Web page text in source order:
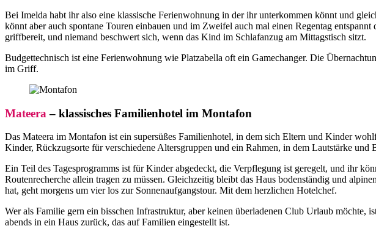
Bei Imelda habt ihr also eine klassische Ferienwohnung in der ihr unterkommen könnt und
könnt aber auch spontane Touren einbauen und im Zweifel auch mal einen Regentag
griffbereit, und niemand beschwert sich, wenn das Kind im Schlafanzug am Mittagstisch sitzt.
Budgettechnisch ist eine Ferienwohnung wie Platzabella oft ein Gamechanger. Die
im Griff.
Mateera – klassisches Familienhotel im Montafon
Das Mateera im Montafon ist ein supersüßes Familienhotel, in dem sich Eltern und Kinder
Kinder, Rückzugsorte für verschiedene Altersgruppen und ein Rahmen, in dem Lautstärke und
Ein Teil des Tagesprogramms ist für Kinder abgedeckt, die Verpflegung ist geregelt, und ihr
Routenrecherche allein tragen zu müssen. Gleichzeitig bleibt das Haus bodenständig und
hat, geht morgens um vier los zur Sonnenaufgangstour. Mit dem herzlichen Hotelchef.
Wer als Familie gern ein bisschen Infrastruktur, aber keinen überladenen Club Urlaub
abends in ein Haus zurück, das auf Familien eingestellt ist.